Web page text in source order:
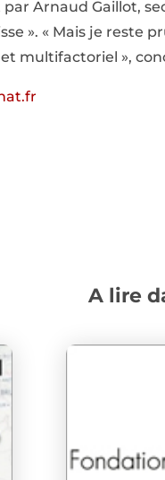
Arnaud Gaillot,
». « Mais je reste
multifactoriel »,
A lire